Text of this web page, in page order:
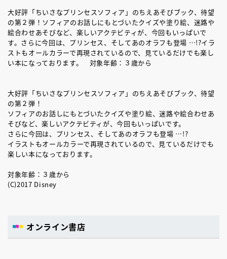
大好評「ちいさなプリンセスソフィア」のちえあそびブック、待望
の第２弾！ソフィアのお話しにもとづいたクイズや塗り絵、迷路や
絵合わせあそびなど、楽しいアクテビティが、今回もいっぱいで
す。さらに今回は、プリンセス、そしてあのオラフも登場 …!?イラ
ストもオールカラーで再現されているので、見ているだけでも楽し
い本になっております。 対象年齢：３歳から
大好評「ちいさなプリンセスソフィア」のちえあそびブック、待望
の第２弾！
ソフィアのお話しにもとづいたクイズや塗り絵、迷路や絵合わせあ
そびなど、楽しいアクテビティが、今回もいっぱいです。
さらに今回は、プリンセス、そしてあのオラフも登場 …!?
イラストもオールカラーで再現されているので、見ているだけでも
楽しい本になっております。
対象年齢：３歳から
(C)2017 Disney
オンライン書店